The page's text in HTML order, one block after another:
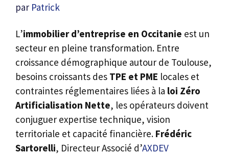
par Patrick
L’immobilier d’entreprise en Occitanie est un
secteur en pleine transformation. Entre
croissance démographique autour de Toulouse,
besoins croissants des TPE et PME locales et
contraintes réglementaires liées à la loi Zéro
Artificialisation Nette, les opérateurs doivent
conjuguer expertise technique, vision
territoriale et capacité financière. Frédéric
Sartorelli, Directeur Associé d’AXDEV